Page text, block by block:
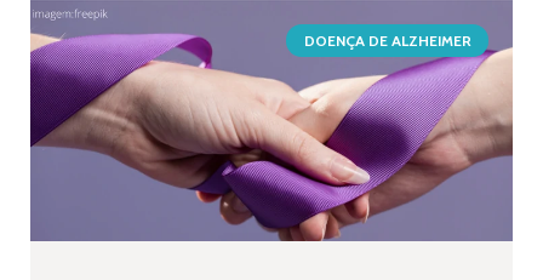
DOENÇA DE ALZHEIMER